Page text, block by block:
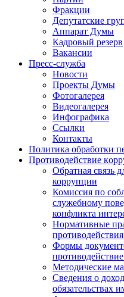
Фракции
Депутатские
Аппарат Думы
Кадровый резерв
Вакансии
Пресс-служба
Новости
Проекты Думы
Фотогалерея
Видеогалерея
Инфографика
Ссылки
Контакты
Политика обработки
Прoтивoдeйствие
Обратная связь
коррупции
Комиссия по
служебному
конфликта
Нормативные
Формы
Методические
Сведения о
обязательствах